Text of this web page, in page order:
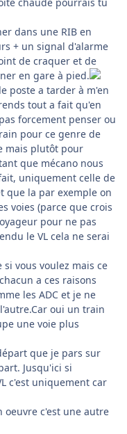
dans une RIB en
+ un signal d'alarme
de craquer et de
en gare à pied.
poste a tarder à m'en
tout a fait qu'en
forcement penser ou
pour ce genre de
mais plutôt pour
que mécano nous
uniquement celle de
que la par exemple on
voies (parce que crois
pour ne pas
le VL cela ne serai
vous voulez mais ce
a ces raisons
les ADC et je ne
oui un train
une voie plus
que je pars sur
Jusqu'ici si
c'est uniquement car
oeuvre c'est une autre